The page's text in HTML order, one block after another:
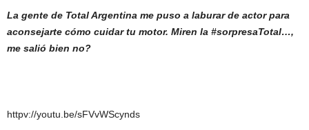
La gente de Total Argentina me puso a laburar de actor para
aconsejarte cómo cuidar tu motor. Miren la #sorpresaTotal…,
me salió bien no?
httpv://youtu.be/sFVvWScynds